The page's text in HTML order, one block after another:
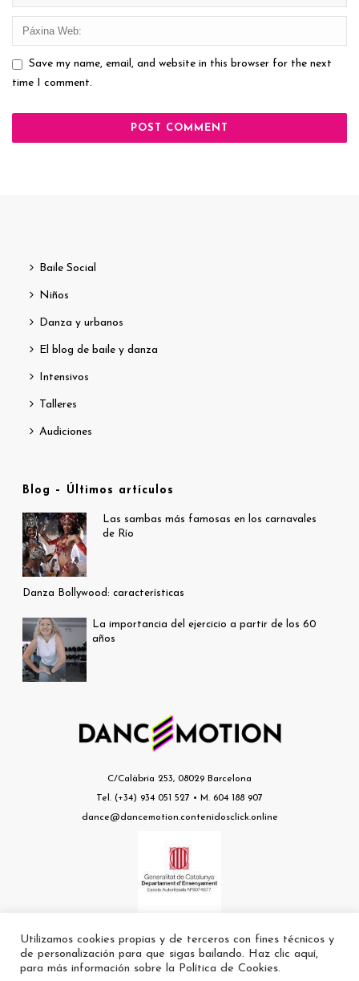
Save my name, email, and website in this browser for the next
time I comment.
Baile Social
Niños
Danza y urbanos
El blog de baile y danza
Intensivos
Talleres
Audiciones
Blog – Últimos artículos
Las sambas más famosas en los carnavales
de Río
Danza Bollywood: características
La importancia del ejercicio a partir de los 60
años
C/Calàbria 253, 08029 Barcelona
Tel. (+34) 934 051 527 • M. 604 188 907
dance@dancemotion.contenidosclick.online
Escuela nº a8074677 autorizada por el Departament d’Ensenyament de la
Generalitat
Utilizamos cookies propias y de terceros con fines técnicos y
de personalización para que sigas bailando. Haz clic aquí,
para más información sobre la Política de Cookies.